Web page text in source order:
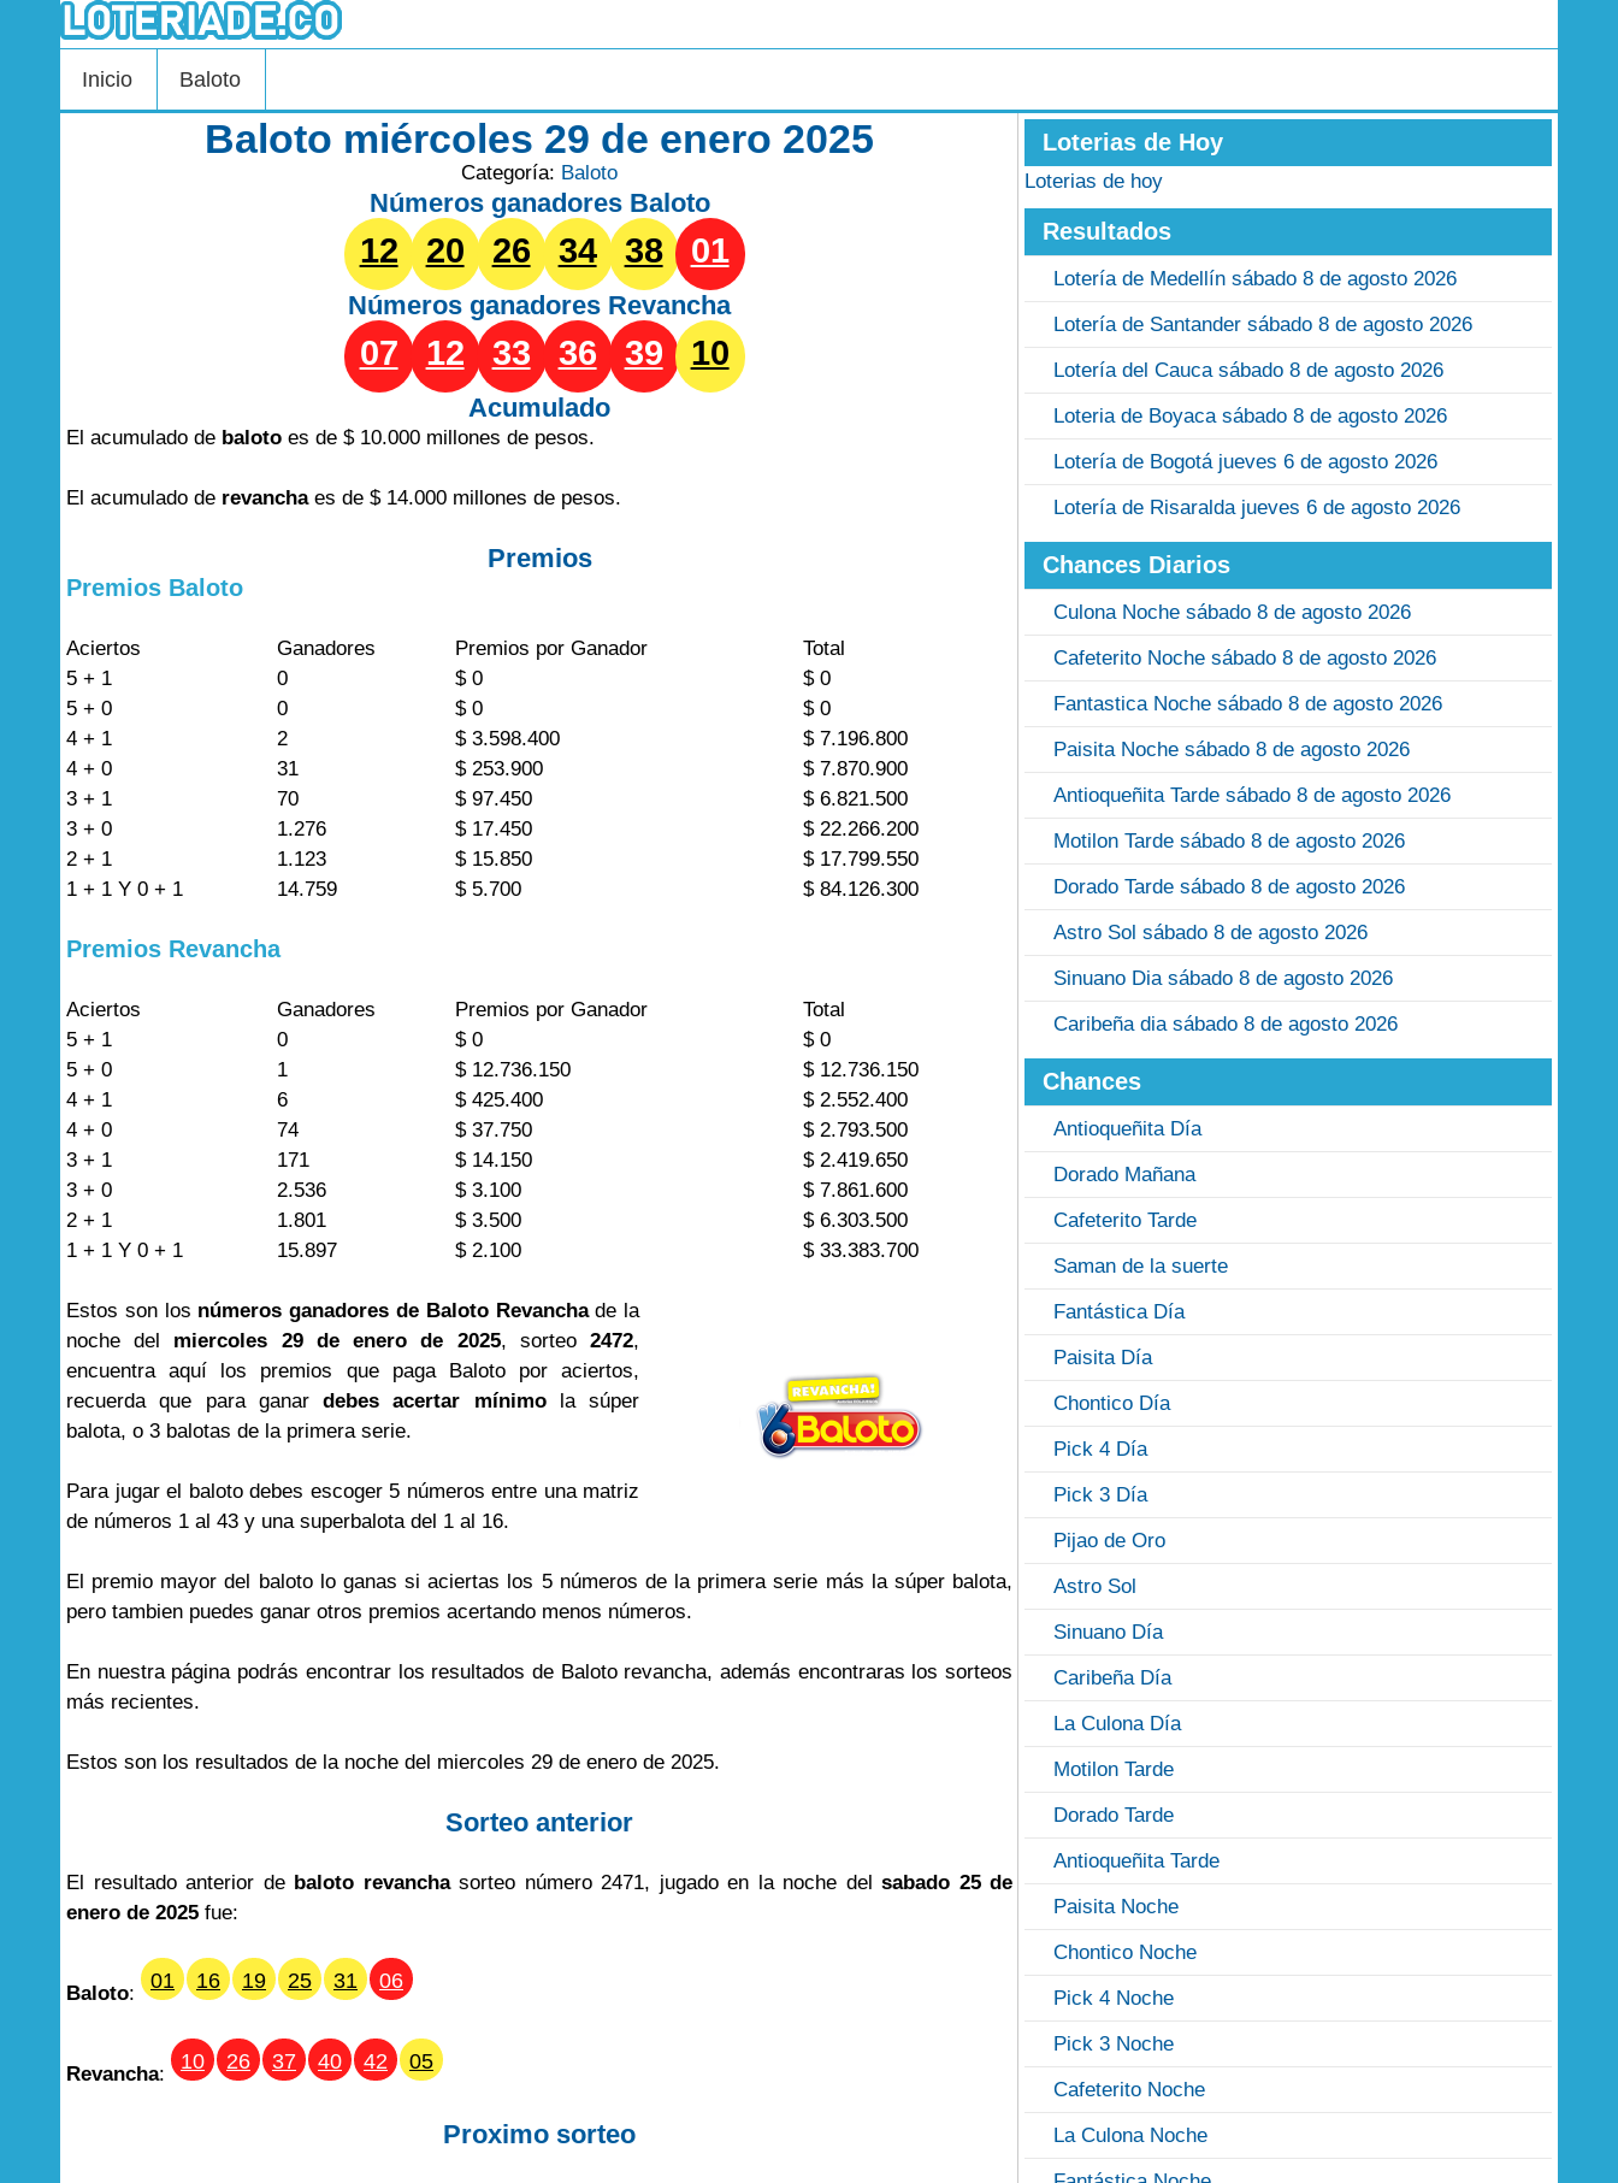
Inicio Baloto
Baloto miércoles 29 de enero 2025
Categoría: Baloto
Números ganadores Baloto
12 20 26 34 38 01
Números ganadores Revancha
07 12 33 36 39 10
Acumulado
El acumulado de baloto es de $ 10.000 millones de pesos.
El acumulado de revanchaes de $ 14.000 millones de pesos.
Premios
Premios Baloto
Aciertos Ganadores Premios por Ganador
Total
5 + 1
0 $ 0
$ 0
5 + 0
0 $ 0
$ 0
4 + 1
2 $ 3.598.400
$ 7.196.800
4 + 0
31 $ 253.900
$ 7.870.900
3 + 1
70 $ 97.450
$ 6.821.500
3 + 0
1.276 $ 17.450
$ 22.266.200
2 + 1
1.123 $ 15.850
$ 17.799.550
1 + 1 Y 0 + 1
14.759 $ 5.700 $ 84.126.300
Premios Revancha
Aciertos Ganadores Premios por Ganador
Total
5 + 1
0 $ 0
$ 0
5 + 0
1 $ 12.736.150
$ 12.736.150
4 + 1
6 $ 425.400
$ 2.552.400
4 + 0
74 $ 37.750
$ 2.793.500
3 + 1
171 $ 14.150
$ 2.419.650
3 + 0
2.536 $ 3.100
$ 7.861.600
2 + 1
1.801 $ 3.500
$ 6.303.500
1 + 1 Y 0 + 1
15.897 $ 2.100 $ 33.383.700
Estos son los números ganadores de Baloto Revanchade la
noche del miercoles 29 de enero de 2025, sorteo2472,
encuentra aquí los premios que paga Baloto por aciertos,
recuerda que para ganardebes acertar mínimola súper
balota, o 3 balotas de la primera serie.
Para jugar el baloto debes escoger 5 números entre una matriz
de números 1 al 43 y una superbalota del 1 al 16.
El premio mayor del baloto lo ganas si aciertas los 5 números de la primera serie más la súper balota,
pero tambien puedes ganar otros premios acertando menos números.
En nuestra página podrás encontrar los resultados de Baloto revancha, además encontraras los sorteos
más recientes.
Estos son los resultados de la noche del miercoles 29 de enero de 2025.
Sorteo anterior
El resultado anterior de baloto revanchasorteo número 2471, jugado en la noche delsabado 25 de
enero de 2025 fue:
Baloto:
01 16 19 25 31 06
Revancha:
10 26 37 40 42 05
Proximo sorteo
Loterias de Hoy
Loterias de hoy
Resultados
Lotería de Medellín sábado 8 de agosto 2026
Lotería de Santander sábado 8 de agosto 2026
Lotería del Cauca sábado 8 de agosto 2026
Loteria de Boyaca sábado 8 de agosto 2026
Lotería de Bogotá jueves 6 de agosto 2026
Lotería de Risaralda jueves 6 de agosto 2026
Chances Diarios
Culona Noche sábado 8 de agosto 2026
Cafeterito Noche sábado 8 de agosto 2026
Fantastica Noche sábado 8 de agosto 2026
Paisita Noche sábado 8 de agosto 2026
Antioqueñita Tarde sábado 8 de agosto 2026
Motilon Tarde sábado 8 de agosto 2026
Dorado Tarde sábado 8 de agosto 2026
Astro Sol sábado 8 de agosto 2026
Sinuano Dia sábado 8 de agosto 2026
Caribeña dia sábado 8 de agosto 2026
Chances
Antioqueñita Día
Dorado Mañana
Cafeterito Tarde
Saman de la suerte
Fantástica Día
Paisita Día
Chontico Día
Pick 4 Día
Pick 3 Día
Pijao de Oro
Astro Sol
Sinuano Día
Caribeña Día
La Culona Día
Motilon Tarde
Dorado Tarde
Antioqueñita Tarde
Paisita Noche
Chontico Noche
Pick 4 Noche
Pick 3 Noche
Cafeterito Noche
La Culona Noche